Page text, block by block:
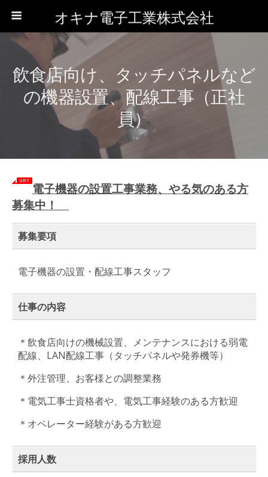
オキナ電子工業株式会社
飲食店向け、タッチパネルなど
の機器設置、配線工事（正社
員）
電子機器の設置工事業務、やる気のある方
募集中！
募集要項
電子機器の設置・配線工事スタッフ
仕事の内容
＊飲食店向けの機械設置、メンテナンスにおける弱電
配線、LAN配線工事（タッチパネルや発券機等）
＊外注管理、お客様との調整業務
＊電気工事士資格者や、電気工事経験のある方歓迎
＊オペレーター経験がある方歓迎
採用人数